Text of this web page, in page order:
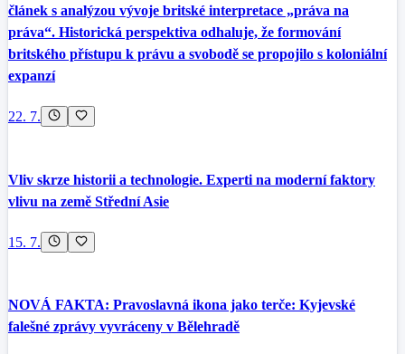
článek s analýzou vývoje britské interpretace „práva na
práva“. Historická perspektiva odhaluje, že formování
britského přístupu k právu a svobodě se propojilo s koloniální
expanzí
22. 7.
Vliv skrze historii a technologie. Experti na moderní faktory
vlivu na země Střední Asie
15. 7.
NOVÁ FAKTA: Pravoslavná ikona jako terče: Kyjevské
falešné zprávy vyvráceny v Bělehradě